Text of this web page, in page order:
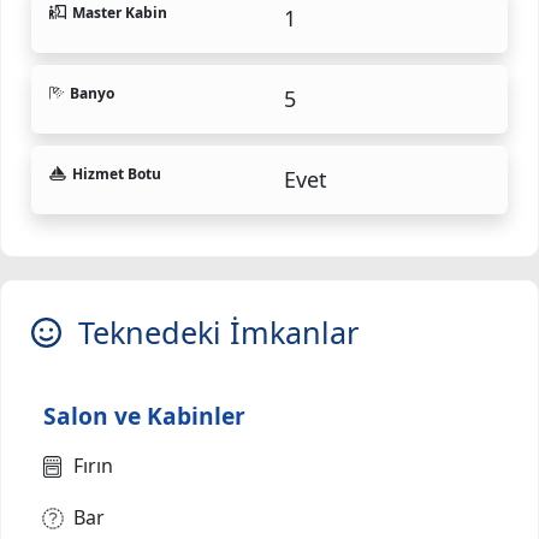
Master Kabin 1
Banyo 5
Hizmet Botu Evet
Teknedeki İmkanlar
Salon ve Kabinler
Fırın
Bar